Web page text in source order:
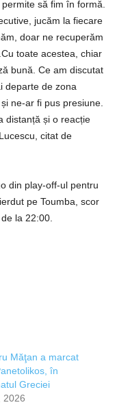
să fim în formă.
jucăm la fiecare
doar ne recuperăm
toate acestea, chiar
bună. Ce am discutat
departe de zona
ne-ar fi pus presiune.
distanță și o reacție
citat de
din play-off-ul pentru
pe Toumba, scor
la 22:00.
Măţan a marcat
în
Greciei
2026